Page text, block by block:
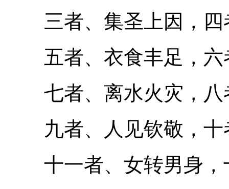
三者、集圣上因，四
五者、衣食丰足，六
七者、离水火灾，八
九者、人见钦敬，十
十一者、女转男身，